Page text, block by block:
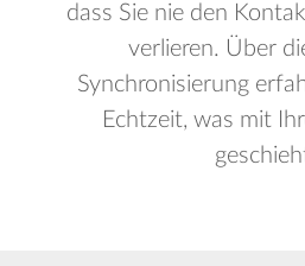
dass Sie nie den
verlieren. Über
Synchronisierung
Echtzeit, was mit